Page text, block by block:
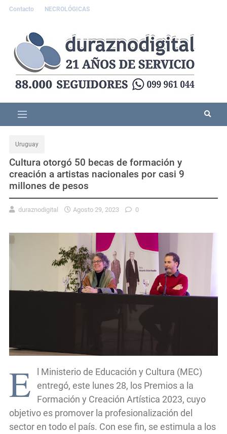
Contacto NECROLÓGICAS
Uruguay
Cultura otorgó 50 becas de formación y
creación a artistas nacionales por casi 9
millones de pesos
duraznodigital Agosto 29, 2023 0
E
l Ministerio de Educación y Cultura (MEC)
entregó, este lunes 28, los Premios a la
Formación y Creación Artística 2023, cuyo
objetivo es promover la profesionalización del
sector en todo el país. Con ese fin, se estimula a los